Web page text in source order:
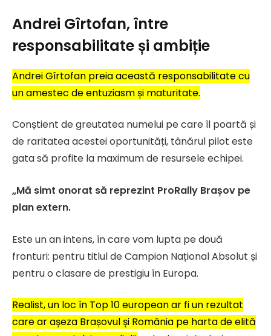
Andrei Gîrtofan, între
responsabilitate și ambiție
Andrei Gîrtofan preia această responsabilitate cu
un amestec de entuziasm și maturitate.
Conștient de greutatea numelui pe care îl poartă și
de raritatea acestei oportunități, tânărul pilot este
gata să profite la maximum de resursele echipei.
„Mă simt onorat să reprezint ProRally Brașov pe
plan extern.
Este un an intens, în care vom lupta pe două
fronturi: pentru titlul de Campion Național Absolut și
pentru o clasare de prestigiu în Europa.
Realist, un loc în Top 10 european ar fi un rezultat
care ar așeza Brașovul și România pe harta de elită